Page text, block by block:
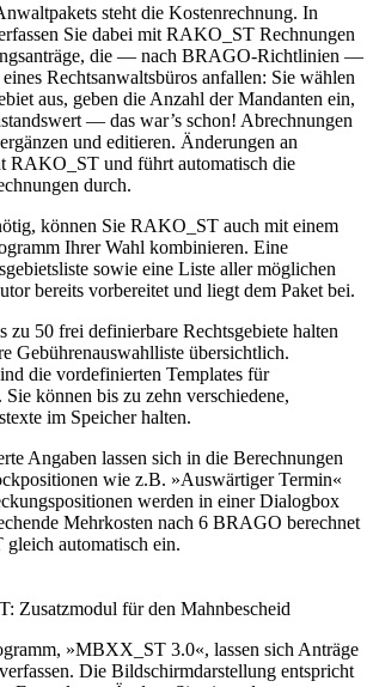
steht die Kostenrechnung. In
Sie dabei mit RAKO_ST Rechnungen
die — nach BRAGO-Richtlinien —
Rechtsanwaltsbüros anfallen: Sie wählen
aus, geben die Anzahl der Mandanten ein,
— das war’s schon! Abrechnungen
und editieren. Änderungen an
RAKO_ST und führt automatisch die
durch.
können Sie RAKO_ST auch mit einem
Ihrer Wahl kombinieren. Eine
sowie eine Liste aller möglichen
bereits vorbereitet und liegt dem Paket bei.
zu 50 frei definierbare Rechtsgebiete halten
Gebührenauswahlliste übersichtlich.
die vordefinierten Templates für
Sie können bis zu zehn verschiedene,
im Speicher halten.
Angaben lassen sich in die Berechnungen
wie z.B. »Auswärtiger Termin«
werden in einer Dialogbox
Mehrkosten nach 6 BRAGO berechnet
automatisch ein.
Zusatzmodul für den Mahnbescheid
»MBXX_ST 3.0«, lassen sich Anträge
Die Bildschirmdarstellung entspricht